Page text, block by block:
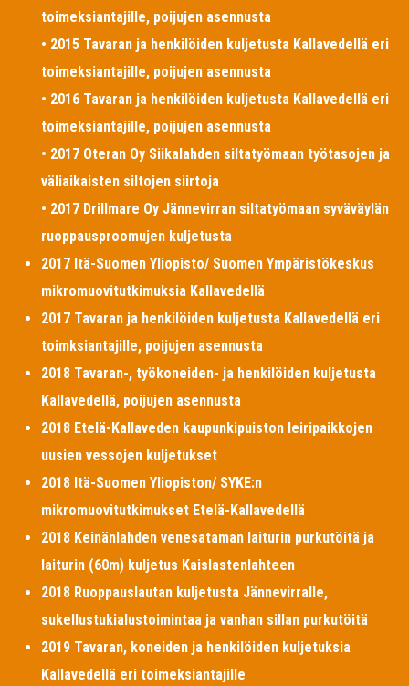
toimeksiantajille, poijujen asennusta
• 2015 Tavaran ja henkilöiden kuljetusta Kallavedellä eri
toimeksiantajille, poijujen asennusta
• 2016 Tavaran ja henkilöiden kuljetusta Kallavedellä eri
toimeksiantajille, poijujen asennusta
• 2017 Oteran Oy Siikalahden siltatyömaan työtasojen ja
väliaikaisten siltojen siirtoja
• 2017 Drillmare Oy Jännevirran siltatyömaan syväväylän
ruoppausproomujen kuljetusta
2017 Itä-Suomen Yliopisto/ Suomen Ympäristökeskus
mikromuovitutkimuksia Kallavedellä
2017 Tavaran ja henkilöiden kuljetusta Kallavedellä eri
toimksiantajille, poijujen asennusta
2018 Tavaran-, työkoneiden- ja henkilöiden kuljetusta
Kallavedellä, poijujen asennusta
2018 Etelä-Kallaveden kaupunkipuiston leiripaikkojen
uusien vessojen kuljetukset
2018 Itä-Suomen Yliopiston/ SYKE:n
mikromuovitutkimukset Etelä-Kallavedellä
2018 Keinänlahden venesataman laiturin purkutöitä ja
laiturin (60m) kuljetus Kaislastenlahteen
2018 Ruoppauslautan kuljetusta Jännevirralle,
sukellustukialustoimintaa ja vanhan sillan purkutöitä
2019 Tavaran, koneiden ja henkilöiden kuljetuksia
Kallavedellä eri toimeksiantajille